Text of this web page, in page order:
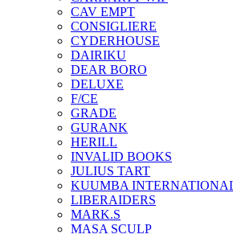
CAV EMPT
CONSIGLIERE
CYDERHOUSE
DAIRIKU
DEAR BORO
DELUXE
F/CE
GRADE
GURANK
HERILL
INVALID BOOKS
JULIUS TART
KUUMBA
LIBERAIDERS
MARK.S
MASA SCULP